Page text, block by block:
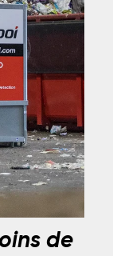
de